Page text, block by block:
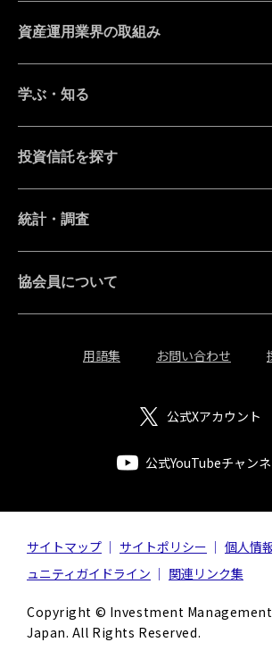
資産運用業界の取組み
学ぶ・知る
投資信託を探す
統計・調査
協会員について
用語集 お問い合わせ
公式Xアカウント
公式YouTubeチャン
サイトマップ サイトポリシー 個人情
ュニティガイドライン
関連リンク集
Copyright © Investment
Japan. All Rights Reserved.